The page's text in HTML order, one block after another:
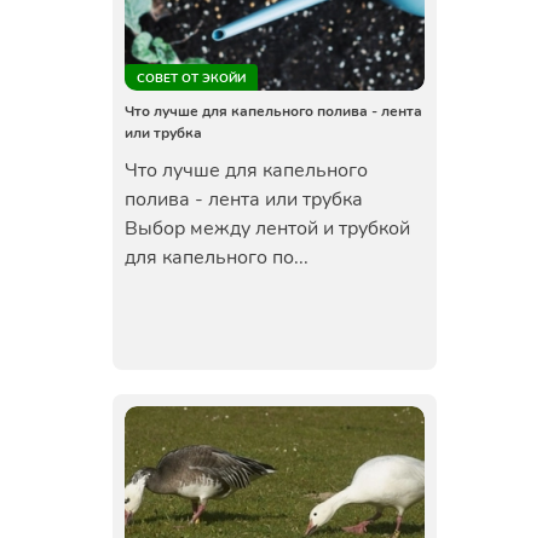
СОВЕТ ОТ ЭКОЙИ
Что лучше для капельного полива - лента
или трубка
Что лучше для капельного
полива - лента или трубка
Выбор между лентой и трубкой
для капельного по...